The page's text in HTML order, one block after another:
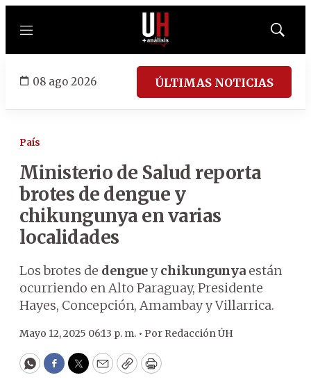
Menú
Mostrar
08 ago 2026 ÚLTIMAS NOTICIAS
País
Ministerio de Salud reporta
brotes de dengue y
chikungunya en varias
localidades
Los brotes de dengueychikungunya están
ocurriendo en Alto Paraguay, Presidente
Hayes, Concepción, Amambay y Villarrica.
Mayo 12, 2025 06:13 p. m. • Por Redacción ÚH
WhatsApp
Facebook
Twitter
EmailCopyPrint